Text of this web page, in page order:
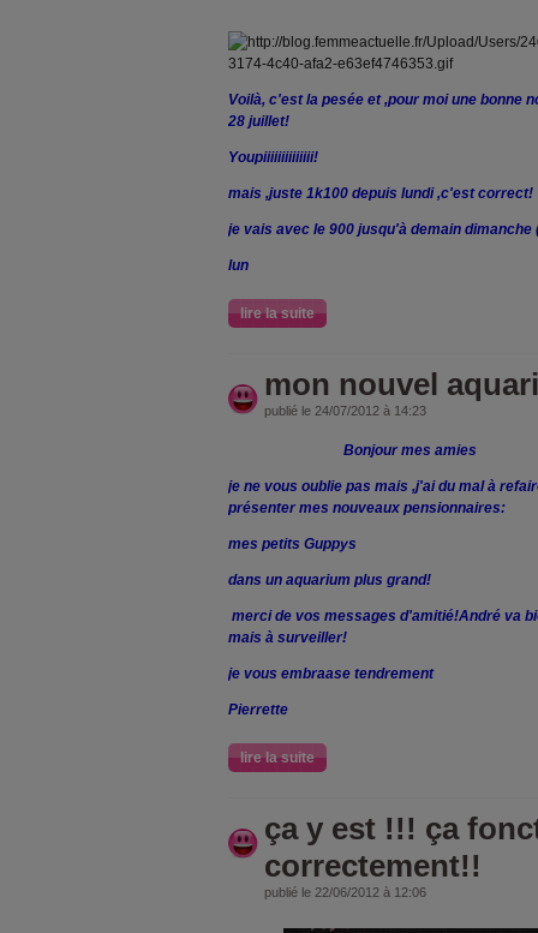
Voilà, c'est la pesée et ,pour moi une bonne
28 juillet!
Youpiiiiiiiiiiiiii!
mais ,juste 1k100 depuis lundi ,c'est correct!
je vais avec le 900 jusqu'à demain dimanche
lun
lire la suite
mon nouvel
publié le 24/07/2012 à 14:23
Bonjour mes amies
je ne vous oublie pas mais ,j'ai du mal à
présenter mes nouveaux pensionnaires:
mes petits Guppys
dans un aquarium plus grand!
merci de vos messages d'amitié!André va
mais à surveiller!
je vous embraase tendrement
Pierrette
lire la suite
ça y est !!! ça
correctement!!
publié le 22/06/2012 à 12:06